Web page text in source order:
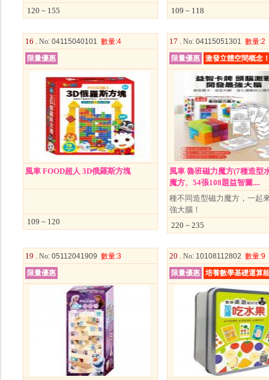
120 ~ 155
109 ~ 118
16 . No: 04115040101 數量:4
限量優惠
風車 FOOD超人 3D俄羅斯方塊
109 ~ 120
17 . No: 04115051301 數量:2
限量優惠
激發立體空間概念
風車 魯班磁力魔方(7種造型
魔方、54張108題益智圖....
種不同造型磁力魔方，一起
強大腦！
220 ~ 235
19 . No: 05112041909 數量:3
限量優惠
20 . No: 10108112802 數量:9
限量優惠
培養數學基礎運算